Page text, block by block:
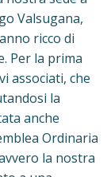
Valsugana,
ricco di
Per la prima
associati, che
la
anche
Ordinaria
la nostra